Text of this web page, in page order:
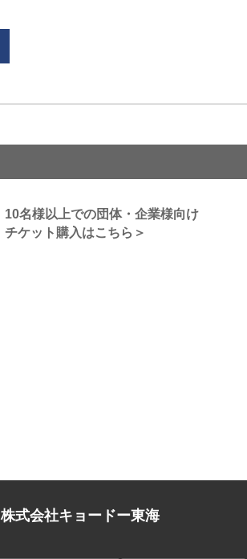
10名様以上での団体・企業様向け
チケット購入はこちら＞
株式会社キョードー東海